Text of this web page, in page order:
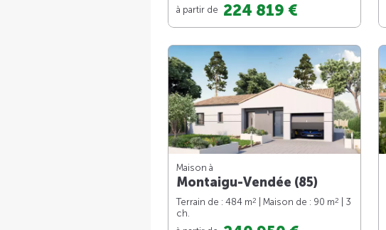
à partir de 224 819 €
Maison à
Montaigu-Vendée (85)
Terrain de : 484 m2 | Maison de : 90 m2
| 3
ch.